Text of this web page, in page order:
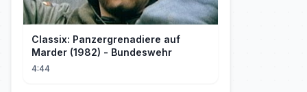
Classix: Panzergrenadiere auf
Marder (1982) - Bundeswehr
4:44